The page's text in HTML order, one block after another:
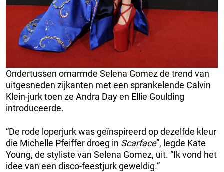
Ondertussen omarmde Selena Gomez de trend van
uitgesneden zijkanten met een sprankelende Calvin
Klein-jurk toen ze Andra Day en Ellie Goulding
introduceerde.
“De rode loperjurk was geïnspireerd op dezelfde kleur
die Michelle Pfeiffer droeg in Scarface”, legde Kate
Young, de styliste van Selena Gomez, uit. “Ik vond het
idee van een disco-feestjurk geweldig.”